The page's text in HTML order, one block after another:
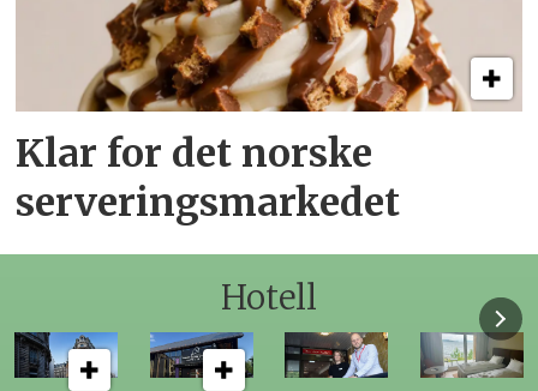
Klar for det norske
serveringsmarkedet
Hotell